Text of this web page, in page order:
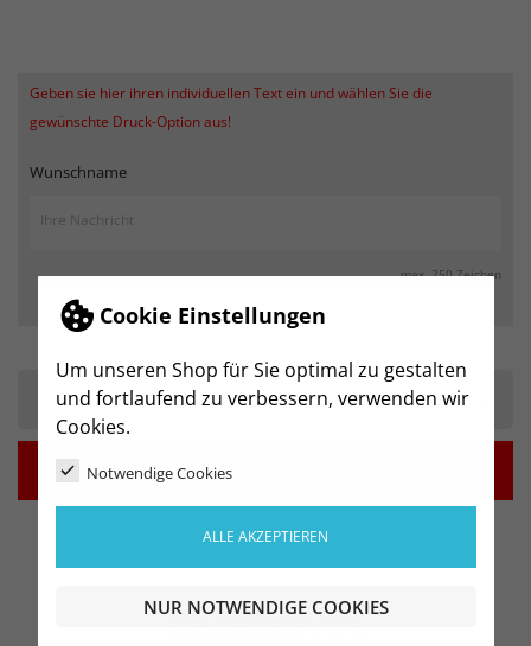
Cookie Einstellungen
Um unseren Shop für Sie optimal zu gestalten
und fortlaufend zu verbessern, verwenden wir
Cookies.
Notwendige Cookies
ALLE AKZEPTIEREN
NUR NOTWENDIGE COOKIES
Geben sie hier ihren individuellen Text ein und wählen Sie die
gewünschte Druck-Option aus!
Wunschname
max. 250 Zeichen
 IN DEN WARENKORB
BESCHREIBUNG